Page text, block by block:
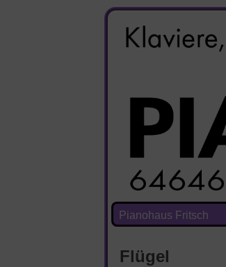
Pianohaus Fritsch
Flügel